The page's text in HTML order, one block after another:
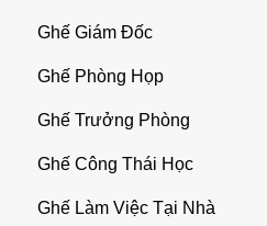
Ghế Giám Đốc
Ghế Phòng Họp
Ghế Trưởng Phòng
Ghế Công Thái Học
Ghế Làm Việc Tại Nhà